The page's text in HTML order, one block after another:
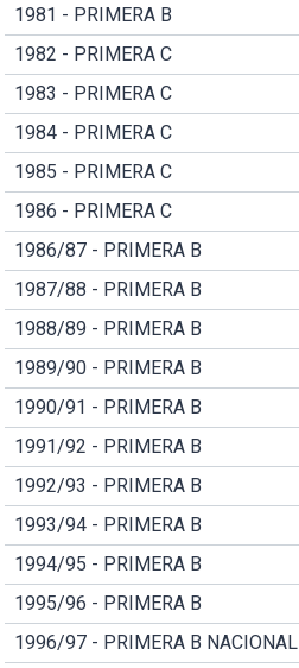
1981 - PRIMERA B
1982 - PRIMERA C
1983 - PRIMERA C
1984 - PRIMERA C
1985 - PRIMERA C
1986 - PRIMERA C
1986/87 - PRIMERA B
1987/88 - PRIMERA B
1988/89 - PRIMERA B
1989/90 - PRIMERA B
1990/91 - PRIMERA B
1991/92 - PRIMERA B
1992/93 - PRIMERA B
1993/94 - PRIMERA B
1994/95 - PRIMERA B
1995/96 - PRIMERA B
1996/97 - PRIMERA B NACIONAL